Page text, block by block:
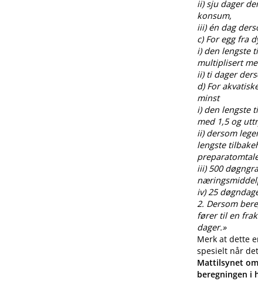
ii) sju dager
konsum,
iii) én dag
c) For egg fra
i) den lengste
multiplisert
ii) ti dager
d) For
minst
i) den lengste
med 1,5 og
ii) dersom
lengste
iii) 500
iv) 25
2. Dersom
fører til en
dager.»
Merk at dette
spesielt når
Mattilsynet
beregningen i